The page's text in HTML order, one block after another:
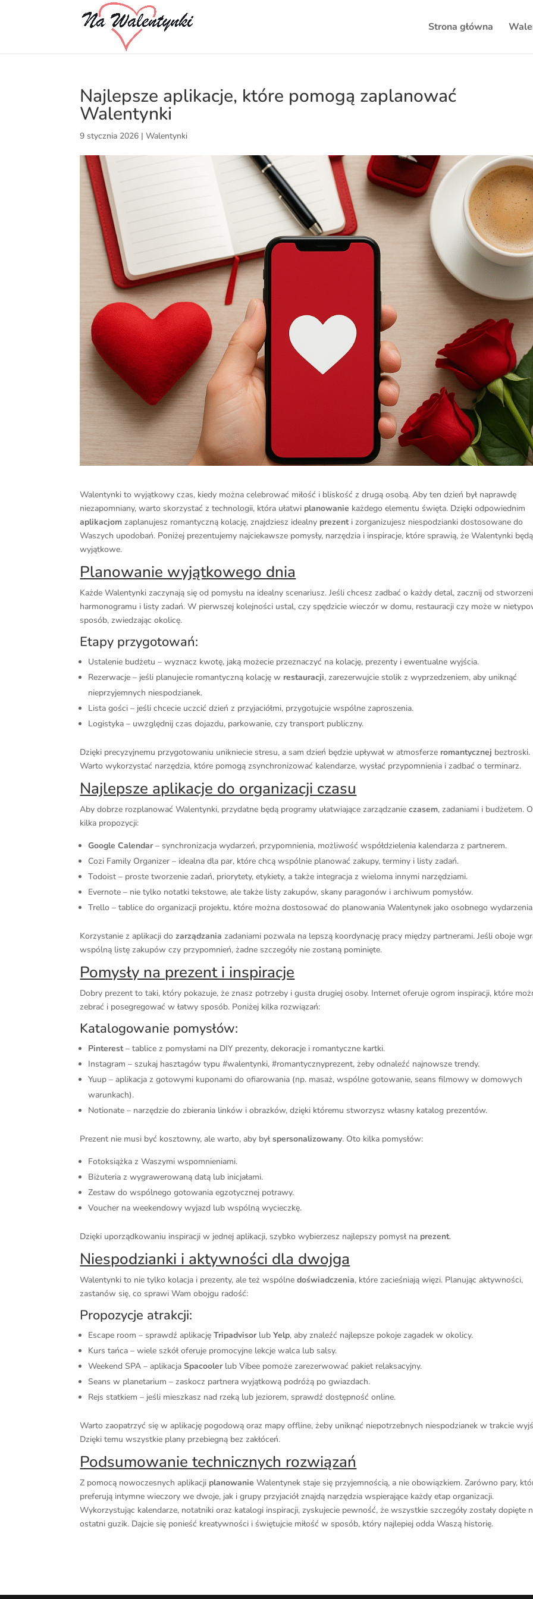
Strona główna
Najlepsze aplikacje, które pomogą zaplanować
Walentynki
9 stycznia 2026 |Walentynki
Walentynki to wyjątkowy czas, kiedy można celebrować miłość i bliskość z drugą osobą. Aby ten dzień był naprawdę
niezapomniany, warto skorzystać z technologii, która ułatwi planowanie każdego elementu święta. Dzięki odpowiednim
aplikacjom zaplanujesz romantyczną kolację, znajdziesz idealny prezenti zorganizujesz niespodzianki dostosowane do
Waszych upodobań. Poniżej prezentujemy najciekawsze pomysły, narzędzia i inspiracje, które sprawią, że Walentynki będą
wyjątkowe.
Planowanie wyjątkowego dnia
Każde Walentynki zaczynają się od pomysłu na idealny scenariusz. Jeśli chcesz zadbać o każdy detal, zacznij od
harmonogramu i listy zadań. W pierwszej kolejności ustal, czy spędzicie wieczór w domu, restauracji czy może w
sposób, zwiedzając okolicę.
Etapy przygotowań:
Ustalenie budżetu – wyznacz kwotę, jaką możecie przeznaczyć na kolację, prezenty i ewentualne wyjścia.
Rezerwacje – jeśli planujecie romantyczną kolację w restauracji, zarezerwujcie stolik z wyprzedzeniem, aby uniknąć
nieprzyjemnych niespodzianek.
Lista gości – jeśli chcecie uczcić dzień z przyjaciółmi, przygotujcie wspólne zaproszenia.
Logistyka – uwzględnij czas dojazdu, parkowanie, czy transport publiczny.
Dzięki precyzyjnemu przygotowaniu unikniecie stresu, a sam dzień będzie upływał w atmosferze romantycznej beztroski.
Warto wykorzystać narzędzia, które pomogą zsynchronizować kalendarze, wysłać przypomnienia i zadbać o terminarz.
Najlepsze aplikacje do organizacji czasu
Aby dobrze rozplanować Walentynki, przydatne będą programy ułatwiające zarządzanieczasem, zadaniami i budżetem.
kilka propozycji:
Google Calendar– synchronizacja wydarzeń, przypomnienia, możliwość współdzielenia kalendarza z partnerem.
Cozi Family Organizer – idealna dla par, które chcą wspólnie planować zakupy, terminy i listy zadań.
Todoist – proste tworzenie zadań, priorytety, etykiety, a także integracja z wieloma innymi narzędziami.
Evernote – nie tylko notatki tekstowe, ale także listy zakupów, skany paragonów i archiwum pomysłów.
Trello – tablice do organizacji projektu, które można dostosować do planowania Walentynek jako osobnego
Korzystanie z aplikacji dozarządzania zadaniami pozwala na lepszą koordynację pracy między partnerami. Jeśli oboje
wspólną listę zakupów czy przypomnień, żadne szczegóły nie zostaną pominięte.
Pomysły na prezent i inspiracje
Dobry prezent to taki, który pokazuje, że znasz potrzeby i gusta drugiej osoby. Internet oferuje ogrom inspiracji, które
zebrać i posegregować w łatwy sposób. Poniżej kilka rozwiązań:
Katalogowanie pomysłów:
Pinterest– tablice z pomysłami na DIY prezenty, dekoracje i romantyczne kartki.
Instagram – szukaj hasztagów typu #walentynki, #romantycznyprezent, żeby odnaleźć najnowsze trendy.
Yuup – aplikacja z gotowymi kuponami do ofiarowania (np. masaż, wspólne gotowanie, seans filmowy w domowych
warunkach).
Notionate – narzędzie do zbierania linków i obrazków, dzięki któremu stworzysz własny katalog prezentów.
Prezent nie musi być kosztowny, ale warto, aby byłspersonalizowany. Oto kilka pomysłów:
Fotoksiążka z Waszymi wspomnieniami.
Biżuteria z wygrawerowaną datą lub inicjałami.
Zestaw do wspólnego gotowania egzotycznej potrawy.
Voucher na weekendowy wyjazd lub wspólną wycieczkę.
Dzięki uporządkowaniu inspiracji w jednej aplikacji, szybko wybierzesz najlepszy pomysł na prezent.
Niespodzianki i aktywności dla dwojga
Walentynki to nie tylko kolacja i prezenty, ale też wspólnedoświadczenia, które zacieśniają więzi. Planując aktywności,
zastanów się, co sprawi Wam obojgu radość:
Propozycje atrakcji:
Escape room – sprawdź aplikacjęTripadvisorlubYelp, aby znaleźć najlepsze pokoje zagadek w okolicy.
Kurs tańca – wiele szkół oferuje promocyjne lekcje walca lub salsy.
Weekend SPA – aplikacjaSpacoolerlub Vibee pomoże zarezerwować pakiet relaksacyjny.
Seans w planetarium – zaskocz partnera wyjątkową podróżą po gwiazdach.
Rejs statkiem – jeśli mieszkasz nad rzeką lub jeziorem, sprawdź dostępność online.
Warto zaopatrzyć się w aplikację pogodową oraz mapy offline, żeby uniknąć niepotrzebnych niespodzianek w trakcie
Dzięki temu wszystkie plany przebiegną bez zakłóceń.
Podsumowanie technicznych rozwiązań
Z pomocą nowoczesnych aplikacji planowanie Walentynek staje się przyjemnością, a nie obowiązkiem. Zarówno pary,
preferują intymne wieczory we dwoje, jak i grupy przyjaciół znajdą narzędzia wspierające każdy etap organizacji.
Wykorzystując kalendarze, notatniki oraz katalogi inspiracji, zyskujecie pewność, że wszystkie szczegóły zostały dopięte
ostatni guzik. Dajcie się ponieść kreatywności i świętujcie miłość w sposób, który najlepiej odda Waszą historię.